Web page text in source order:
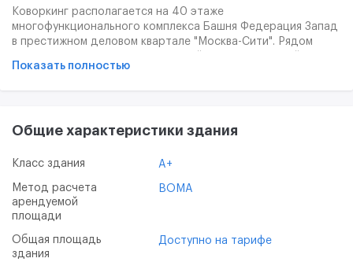
Коворкинг располагается на 40 этаже
многофункционального комплекса Башня Федерация Запад
в престижном деловом квартале "Москва-Сити". Рядом
центр", "Международная", "Выставочная", вблизи пролегает
Внутри офисного пространства "West 40" предлагаются
незакрепленные рабочие места, среди них можно выбрать
для продуктивной рабочей деятельности и комфортного
отдыха. Фиксированные места от 25 тыс.рублей до 35
тыс.рублей.
Показать полностью
Общие характеристики здания
Класс здания A+
Метод расчета
арендуемой
площади
BOMA
Общая площадь
здания
Доступно на тарифе